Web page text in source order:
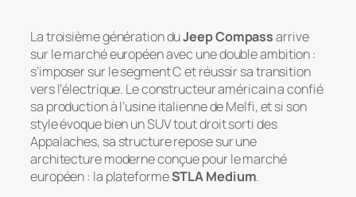
La troisième génération duJeep Compassarrive
sur le marché européen avec une double ambition :
s’imposer sur le segment C et réussir sa transition
vers l’électrique. Le constructeur américain a confié
sa production à l’usine italienne de Melfi, et si son
style évoque bien un SUV tout droit sorti des
Appalaches, sa structure repose sur une
architecture moderne conçue pour le marché
européen : la plateformeSTLA Medium.